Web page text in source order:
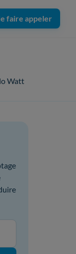
faire appeler
Watt